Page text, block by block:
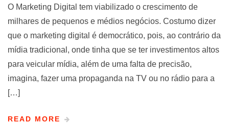
O Marketing Digital tem viabilizado o crescimento de
milhares de pequenos e médios negócios. Costumo dizer
que o marketing digital é democrático, pois, ao contrário da
mídia tradicional, onde tinha que se ter investimentos altos
para veicular mídia, além de uma falta de precisão,
imagina, fazer uma propaganda na TV ou no rádio para a
[…]
READ MORE